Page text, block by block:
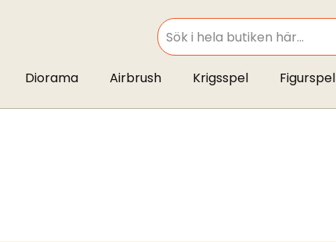
SEARCH
Diorama Airbrush Krigsspel Figurspel